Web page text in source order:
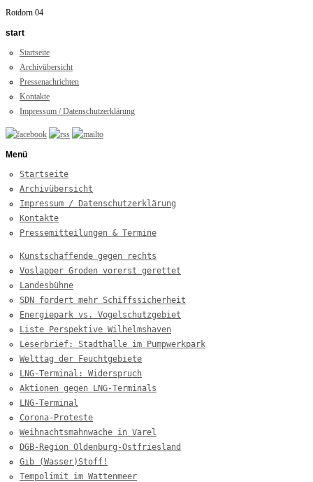
Rotdorn 04
start
Startseite
Archivübersicht
Pressenachrichten
Kontakte
Impressum / Datenschutzerklärung
Menü
Startseite
Archivübersicht
Impressum / Datenschutzerklärung
Kontakte
Pressemitteilungen & Termine
Kunstschaffende gegen rechts
Voslapper Groden vorerst gerettet
Landesbühne
SDN fordert mehr Schiffssicherheit
Energiepark vs. Vogelschutzgebiet
Liste Perspektive Wilhelmshaven
Leserbrief: Stadthalle im Pumpwerkpark
Welttag der Feuchtgebiete
LNG-Terminal: Widerspruch
Aktionen gegen LNG-Terminals
LNG-Terminal
Corona-Proteste
Weihnachtsmahnwache in Varel
DGB-Region Oldenburg-Ostfriesland
Gib (Wasser)Stoff!
Tempolimit im Wattenmeer